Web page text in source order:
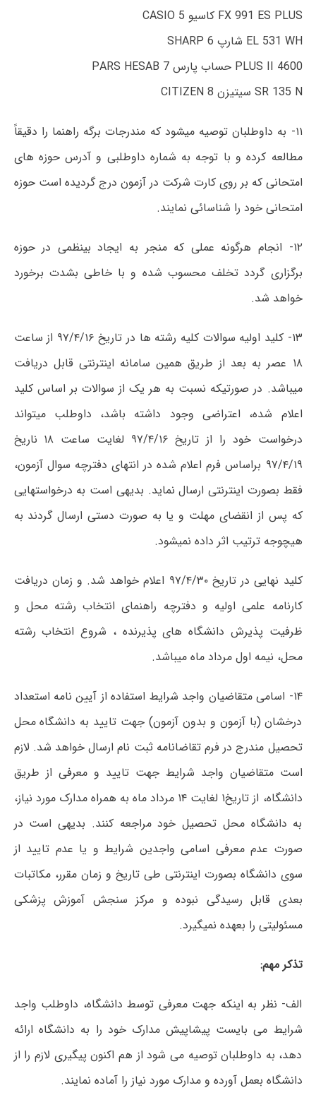
FX 991 ES PLUS کاسیو CASIO 5
EL 531 WH شارپ SHARP 6
4600 PLUS II حساب پارس PARS HESAB 7
SR 135 N سیتیزن CITIZEN 8
۱۱- به داوطلبان توصیه میشود که مندرجات برگه راهنما را دقیقاً
مطالعه کرده و با توجه به شماره داوطلبی و آدرس حوزه های
امتحانی که بر روی کارت شرکت در آزمون درج گردیده است حوزه
امتحانی خود را شناسائی نمایند.
۱۲- انجام هرگونه عملی که منجر به ایجاد بینظمی در حوزه
برگزاری گردد تخلف محسوب شده و با خاطی بشدت برخورد
خواهد شد.
۱۳- کلید اولیه سوالات کلیه رشته ها در تاریخ ۹۷/۴/۱۶ از ساعت
۱۸ عصر به بعد از طریق همین سامانه اینترنتی قابل دریافت
میباشد. در صورتیکه نسبت به هر یک از سوالات بر اساس کلید
اعلام شده، اعتراضی وجود داشته باشد، داوطلب میتواند
درخواست خود را از تاریخ ۹۷/۴/۱۶ لغایت ساعت ۱۸ ناریخ
۹۷/۴/۱۹ براساس فرم اعلام شده در انتهای دفترچه سوال آزمون،
فقط بصورت اینترنتی ارسال نماید. بدیهی است به درخواستهایی
که پس از انقضای مهلت و یا به صورت دستی ارسال گردند به
هیچوجه ترتیب اثر داده نمیشود.
کلید نهایی در تاریخ ۹۷/۴/۳۰ اعلام خواهد شد. و زمان دریافت
کارنامه علمی اولیه و دفترچه راهنمای انتخاب رشته محل و
ظرفیت پذیرش دانشگاه های پذیرنده ، شروع انتخاب رشته
محل، نیمه اول مرداد ماه میباشد.
۱۴- اسامی متقاضیان واجد شرایط استفاده از آیین نامه استعداد
درخشان (با آزمون و بدون آزمون) جهت تایید به دانشگاه محل
تحصیل مندرج در فرم تقاضانامه ثبت نام ارسال خواهد شد. لازم
است متقاضیان واجد شرایط جهت تایید و معرفی از طریق
دانشگاه، از تاریخ۱ لغایت ۱۴ مرداد ماه به همراه مدارک مورد نیاز،
به دانشگاه محل تحصیل خود مراجعه کنند. بدیهی است در
صورت عدم معرفی اسامی واجدین شرایط و یا عدم تایید از
سوی دانشگاه بصورت اینترنتی طی تاریخ و زمان مقرر، مکاتبات
بعدی قابل رسیدگی نبوده و مرکز سنجش آموزش پزشکی
مسئولیتی را بعهده نمیگیرد.
تذکر مهم:
الف- نظر به اینکه جهت معرفی توسط دانشگاه، داوطلب واجد
شرایط می بایست پیشاپیش مدارک خود را به دانشگاه ارائه
دهد، به داوطلبان توصیه می شود از هم اکنون پیگیری لازم را از
دانشگاه بعمل آورده و مدارک مورد نیاز را آماده نمایند.